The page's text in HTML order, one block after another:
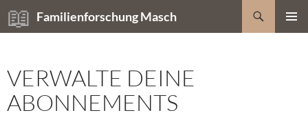
Zum
Inhalt
Familienforschung Masch
Suchen
VERWALTE DEINE
ABONNEMENTS